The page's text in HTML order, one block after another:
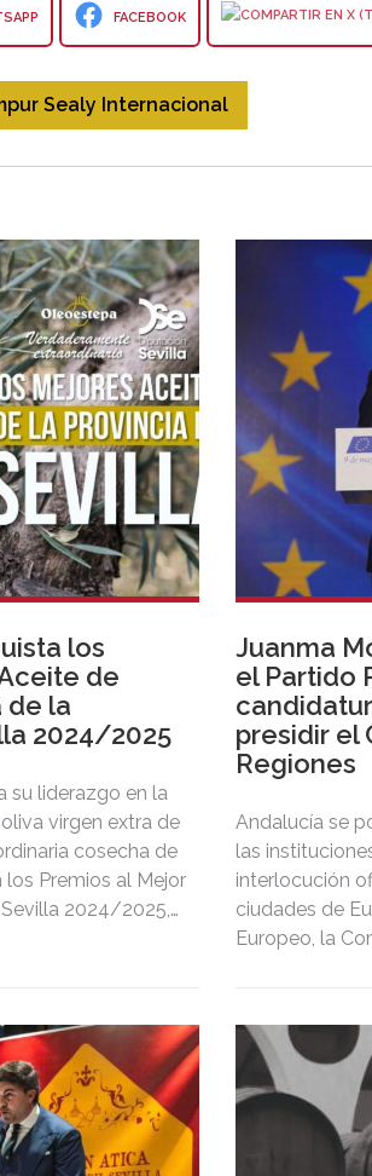
FACEBOOK
Sealy Internacional
los
de
de la
2024/2025
su liderazgo en la
virgen extra de
cosecha de
Premios al Mejor
2024/2025,
Juanma
el Partido
presidir el
Regiones
Andalucía se
las instituciones
interlocución
ciudades de
Europeo, la